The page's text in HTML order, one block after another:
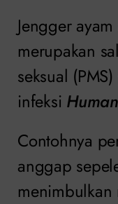
Jengger
merupakan
seksual
infeksi
Contohnya
anggap
menimbulkan